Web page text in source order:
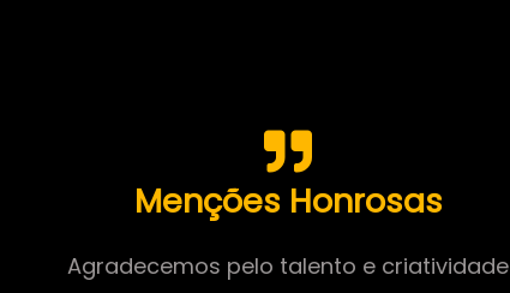
Menções Honrosas
Agradecemos pelo talento e criatividade